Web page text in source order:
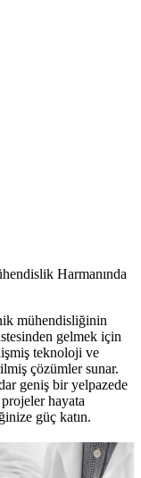
Harmanında
mühendisliğinin
gelmek için
teknoloji ve
çözümler sunar.
geniş bir yelpazede
hayata
güç katın.